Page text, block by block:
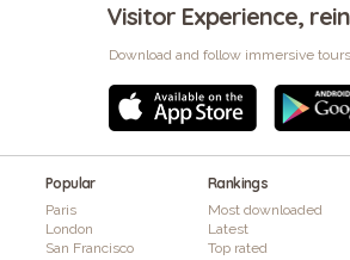
Visitor Experience,
Download and follow immersive
Popular
Paris
London
San Francisco
Rankings
Most downloaded
Latest
Top rated